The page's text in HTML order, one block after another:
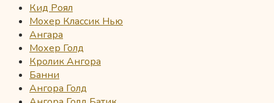
Кид Роял
Мохер Классик Нью
Ангара
Мохер Голд
Кролик Ангора
Банни
Ангора Голд